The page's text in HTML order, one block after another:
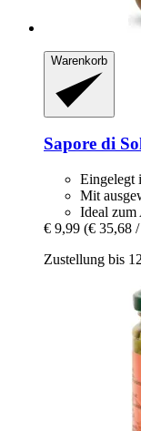
Warenkorb
Sapore di
Eingelegt
Mit
Ideal
€ 9,99 (€ 35,68
Zustellung bis